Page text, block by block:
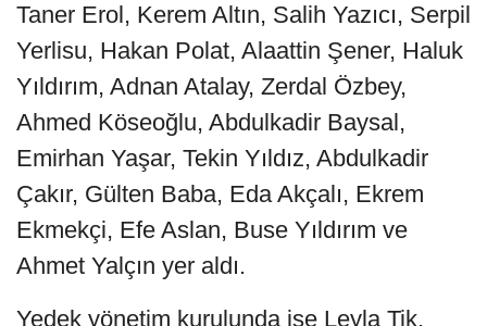
Taner Erol, Kerem Altın, Salih Yazıcı, Serpil
Yerlisu, Hakan Polat, Alaattin Şener, Haluk
Yıldırım, Adnan Atalay, Zerdal Özbey,
Ahmed Köseoğlu, Abdulkadir Baysal,
Emirhan Yaşar, Tekin Yıldız, Abdulkadir
Çakır, Gülten Baba, Eda Akçalı, Ekrem
Ekmekçi, Efe Aslan, Buse Yıldırım ve
Ahmet Yalçın yer aldı.
Yedek yönetim kurulunda ise Leyla Tik,